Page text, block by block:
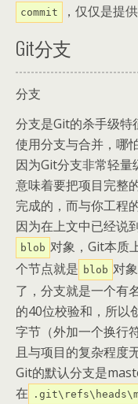
commit ，仅仅是提
Git分支
分支
分支是Git的杀手级特
使用分支与合并，哪
因为Git分支非常轻
意味着要把项目完整
完成的，而与你工程
因为在上文中已经说
blob 对象，Git本质
个节点就是 blob 对
了，分支就是一个有
的40位校验和，所以
字节（外加一个换行
且与项目的复杂程度无
Git的默认分支是
在